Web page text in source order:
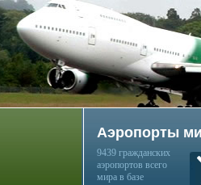
Аэропорты
9439 гражданских
аэропортов всего
мира в базе